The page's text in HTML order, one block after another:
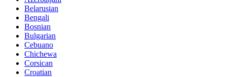
Belarusian
Bengali
Bosnian
Bulgarian
Cebuano
Chichewa
Corsican
Croatian